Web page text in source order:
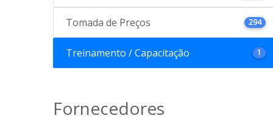
Tomada de Preços 294
Treinamento / Capacitação 1
Fornecedores